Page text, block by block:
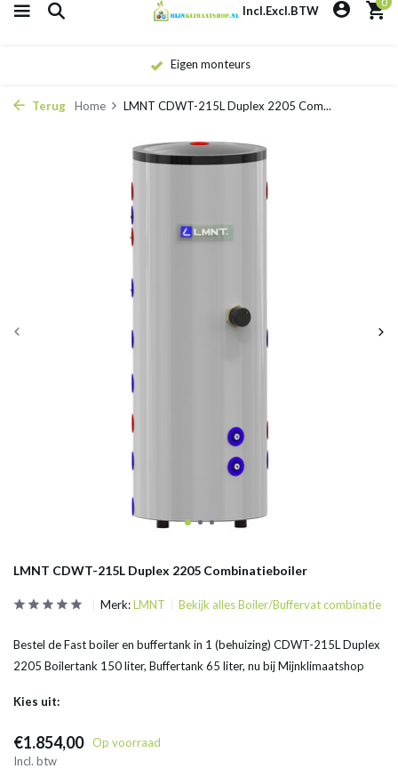
Incl.Excl.BTW
Eigen monteurs
Terug Home LMNT CDWT-215L Duplex 2205 Com...
LMNT CDWT-215L Duplex 2205 Combinatieboiler
Merk:LMNT Bekijk alles Boiler/Buffervat combinatie
Bestel de Fast boiler en buffertank in 1 (behuizing) CDWT-215L Duplex
2205 Boilertank 150 liter, Buffertank 65 liter, nu bij Mijnklimaatshop
Kies uit:
€1.854,00
Op voorraad
Incl. btw